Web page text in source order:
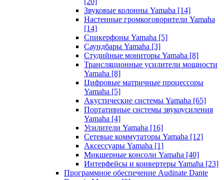
Звуковые колонны Yamaha [14]
Настенные громкоговорители Yamaha
[14]
Спикерфоны Yamaha [5]
Саундбары Yamaha [3]
Студийные мониторы Yamaha [8]
Трансляционные усилители мощности
Yamaha [8]
Цифровые матричные процессоры
Yamaha [5]
Акустические системы Yamaha [65]
Портативные системы звукоусиления
Yamaha [4]
Усилители Yamaha [16]
Сетевые коммутаторы Yamaha [12]
Аксессуары Yamaha [1]
Микшерные консоли Yamaha [40]
Интерфейсы и конвертеры Yamaha [23]
Программное обеспечение Audinate Dante